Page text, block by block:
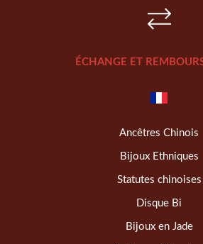
ÉCHANGE ET
Ancêtres Chinois
Bijoux Ethniques
Statutes chinoises
Disque Bi
Bijoux en Jade